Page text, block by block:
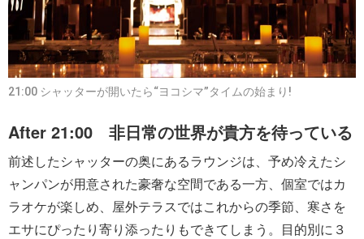
21:00 シャッターが開いたら“ヨコシマ”タイムの始まり!
After 21:00 非日常の世界が貴方を待っている
前述したシャッターの奥にあるラウンジは、予め冷えたシ
ャンパンが用意された豪奢な空間である一方、個室ではカ
ラオケが楽しめ、屋外テラスではこれからの季節、寒さを
エサにぴったり寄り添ったりもできてしまう。目的別に３